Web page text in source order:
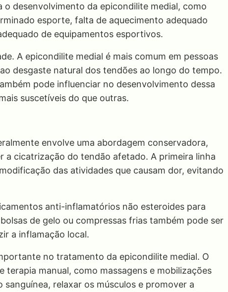
desenvolvimento da epicondilite medial, como
esporte, falta de aquecimento adequado
de equipamentos esportivos.
A epicondilite medial é mais comum em pessoas
desgaste natural dos tendões ao longo do tempo.
pode influenciar no desenvolvimento dessa
suscetíveis do que outras.
envolve uma abordagem conservadora,
a cicatrização do tendão afetado. A primeira linha
das atividades que causam dor, evitando
anti-inflamatórios não esteroides para
de gelo ou compressas frias também pode ser
a inflamação local.
no tratamento da epicondilite medial. O
manual, como massagens e mobilizações
relaxar os músculos e promover a